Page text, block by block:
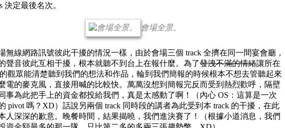
決定最後名次。
會場全景。
無線網路訊號彼此干擾的情況一樣，由於會場三個 track 全擠在同一間宴會廳，
聲音彼此互相干擾，根本就聽不到台上在報什麼。為了發洩不滿的情緒讓所在
觀眾能清楚聽到我們的想法和作品，輪到我們簡報的時候根本不想去管聽起來
電的麥克風，直接用喊的比較快。萬萬沒想到簡報完反而受到熱烈歡呼，隔壁
事為此把手上的資金都投給我們，真是太感動了啊！（內心 OS：這算是一次
pivot 嗎？XD）話說另兩個 track 同時段的講者為此受到本 track 的干擾，在此
人深深的歉意。晚餐時間，結果揭曉，我們進決賽了！（根據小道消息，我們